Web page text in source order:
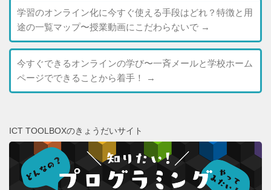
学習のオンライン化に今すぐ使える手段はどれ？特徴と用
途の一覧マップ〜授業動画にこだわらないで →
今すぐできるオンラインの学び〜一斉メールと学校ホーム
ページでできることから着手！
→
ICT TOOLBOXのきょうだいサイト